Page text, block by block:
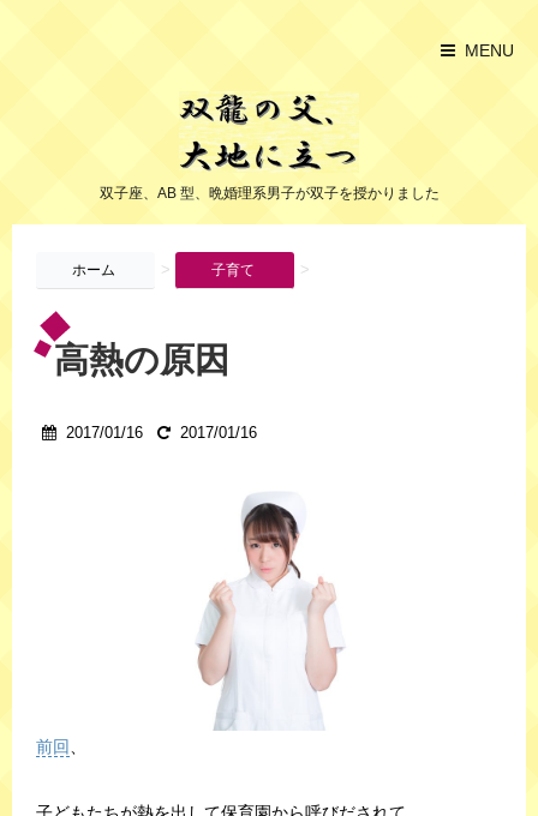
MENU
双子座、AB 型、晩婚理系男子が双子を授かりました
ホーム > 子育て >
高熱の原因
2017/01/16 2017/01/16
前回